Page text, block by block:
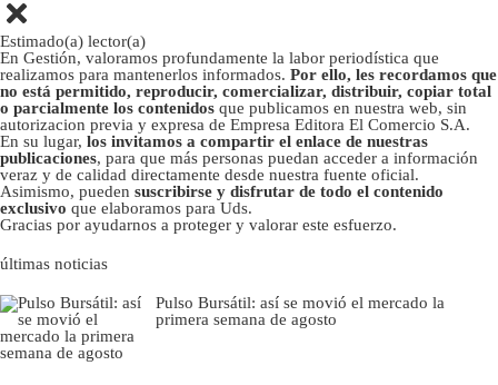
Estimado(a) lector(a)
En Gestión, valoramos profundamente la labor periodística que
realizamos para mantenerlos informados. Por ello, les recordamos que
no está permitido, reproducir, comercializar, distribuir, copiar total
o parcialmente los contenidos que publicamos en nuestra web, sin
autorizacion previa y expresa de Empresa Editora El Comercio S.A.
En su lugar, los invitamos a compartir el enlace de nuestras
publicaciones, para que más personas puedan acceder a información
veraz y de calidad directamente desde nuestra fuente oficial.
Asimismo, pueden suscribirse y disfrutar de todo el contenido
exclusivo que elaboramos para Uds.
Gracias por ayudarnos a proteger y valorar este esfuerzo.
últimas noticias
Pulso Bursátil: así se movió el mercado la
primera semana de agosto